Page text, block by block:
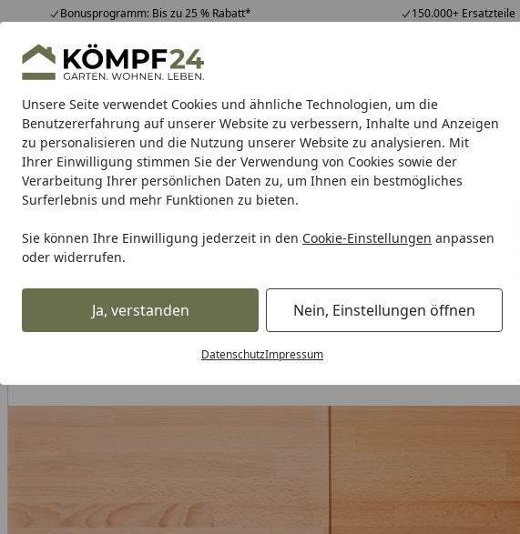
Unsere Seite verwendet Cookies und ähnliche Technologien, um die
Benutzererfahrung auf unserer Website zu verbessern, Inhalte und Anzeigen
zu personalisieren und die Nutzung unserer Website zu analysieren. Mit
Ihrer Einwilligung stimmen Sie der Verwendung von Cookies sowie der
Verarbeitung Ihrer persönlichen Daten zu, um Ihnen ein bestmögliches
Surferlebnis und mehr Funktionen zu bieten.
Sie können Ihre Einwilligung jederzeit in den Cookie-Einstellungen anpassen
oder widerrufen.
Ja, verstanden Nein, Einstellungen öffnen
DatenschutzImpressum
Bonusprogramm: Bis zu 25 % Rabatt* 150.000+ Ersatzteile
Hotline07051 / 9 22 22
Mo-Fr. 8-16 Uhr 25.957 Bewertungen
Alle Produkte
Alle ProdukteHighlights Tipps & Tricks Suche
OSMO Anstriche Sichtschutz Terrassen Bodenbeläge
Karibu Pools inkl. gratis
Dein Traumpool im Sorglos-Paket: Filter&Pflege
OSMO Hobby Leimholz OSMO Hobby